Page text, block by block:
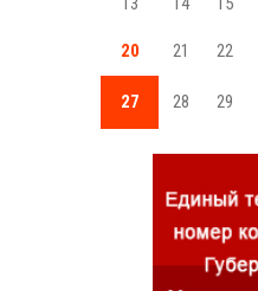
20 21 22
27 28 29